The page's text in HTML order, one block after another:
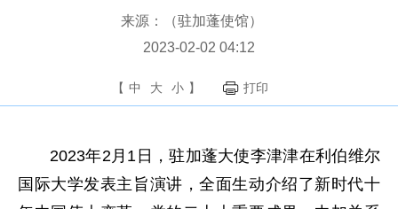
来源：（驻加蓬使馆）
2023-02-02 04:12
【 中 大 小 】 打印
2023年2月1日，驻加蓬大使李津津在利伯维尔
国际大学发表主旨演讲，全面生动介绍了新时代十